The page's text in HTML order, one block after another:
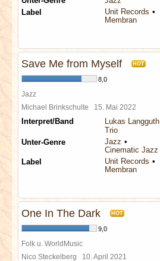
Label
Unit Records
Membran
Save Me from Myself HOT
8,0
Jazz
Michael Brinkschulte 15. Mai 2022
Interpret/Band
Lukas Langguth
Trio
Unter-Genre
Jazz
Cinematic Jazz
Label
Unit Records
Membran
One In The Dark HOT
9,0
Folk u. WorldMusic
Nico Steckelberg 10. April 2021